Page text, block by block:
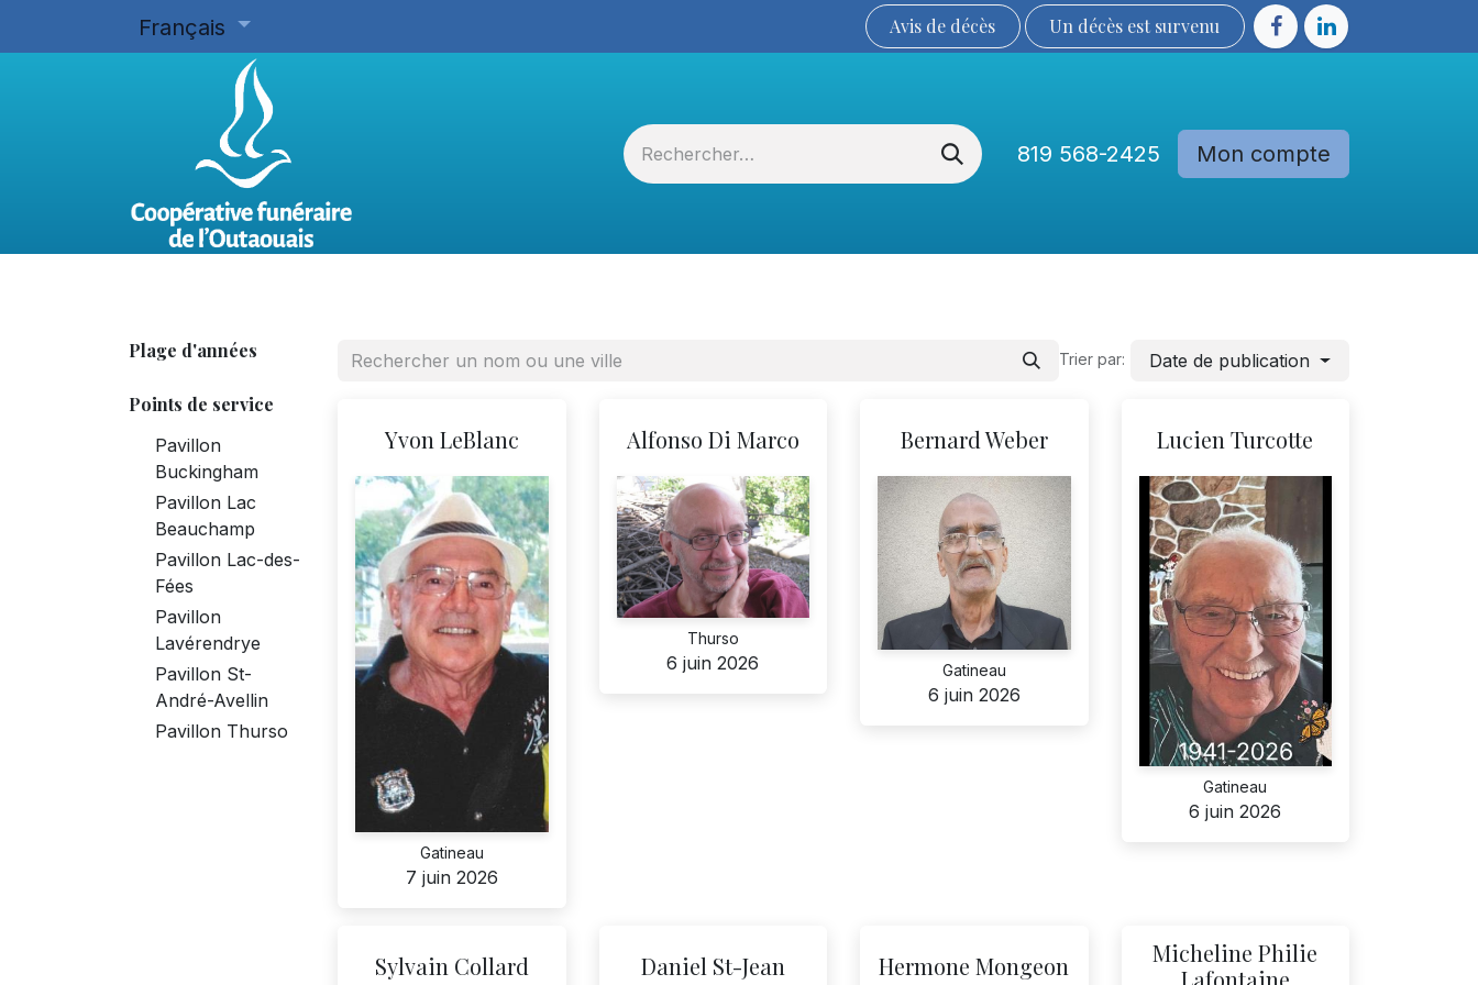
Français Avis de décès Un décès est sur​​​​​​​​ve​nu​​​​​​​​​​
819 568-2425 Mon compte
Plage d'années
Points de service
Pavillon
Buckingham
Pavillon Lac
Beauchamp
Pavillon Lac-des-
Fées
Pavillon
Lavérendrye
Pavillon St-
André-Avellin
Pavillon Thurso
Trier par: Date de publication
Yvon LeBlanc
Gatineau
7 juin 2026
Alfonso Di Marco
Thurso
6 juin 2026
Bernard Weber
Gatineau
6 juin 2026
Lucien Turcotte
Gatineau
6 juin 2026
Sylvain Collard Daniel St-Jean Hermone Mongeon
Micheline Philie